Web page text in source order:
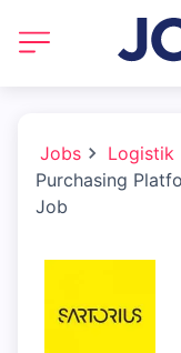
Jobs
Logistik
Purchasing
Job